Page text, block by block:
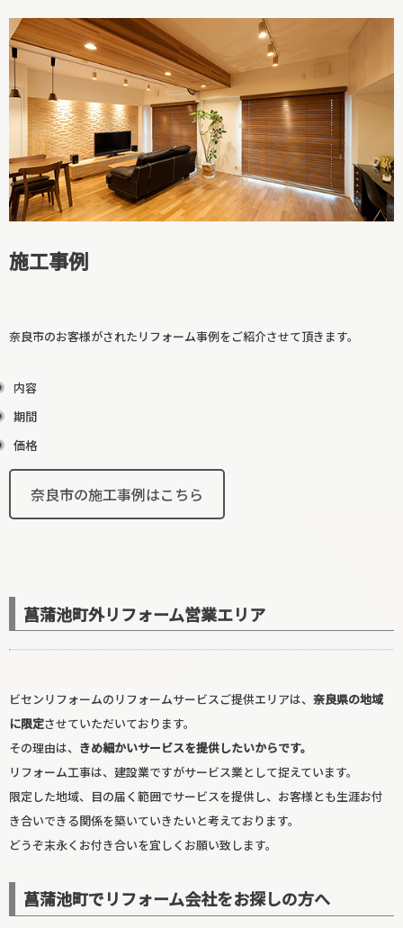
廊下リフォーム
寝室リフォーム
玄関リフォーム
施工事例
奈良市のお客様がされたリフォーム事例をご紹介させて頂きます。
内容
期間
価格
奈良市の施工事例はこちら
菖蒲池町外リフォーム営業エリア
ビセンリフォームのリフォームサービスご提供エリアは、 奈良県の地域
に限定させていただいております。
その理由は、 きめ細かいサービスを提供したいからです。
リフォーム工事は、建設業ですがサービス業として捉えています。
限定した地域、目の届く範囲でサービスを提供し、お客様とも生涯お付
き合いできる関係を築いていきたいと考えております。
どうぞ末永くお付き合いを宜しくお願い致します。
菖蒲池町でリフォーム会社をお探しの方へ